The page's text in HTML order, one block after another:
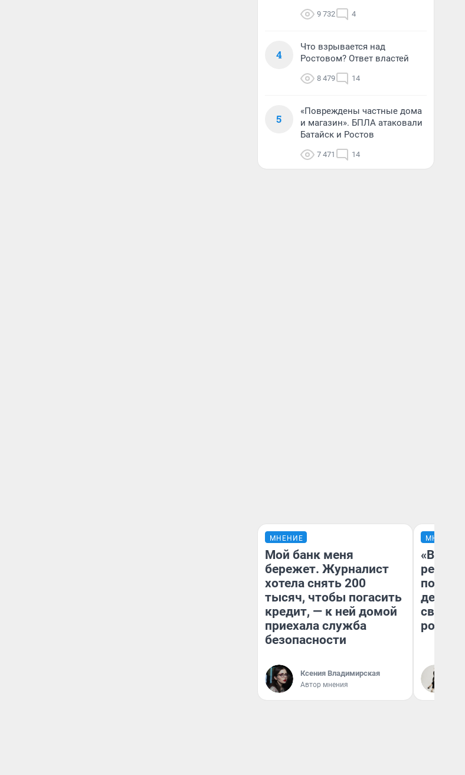
9 732 4
4
Что взрывается над
Ростовом? Ответ властей
8 479 14
5
«Повреждены частные дома
и магазин». БПЛА атаковали
Батайск и Ростов
7 471 14
МНЕНИЕ
Мой банк меня
бережет. Журналист
хотела снять 200
тысяч, чтобы погасить
кредит, — к ней домой
приехала служба
безопасности
Ксения Владимирская
Автор мнения
МНЕНИЕ